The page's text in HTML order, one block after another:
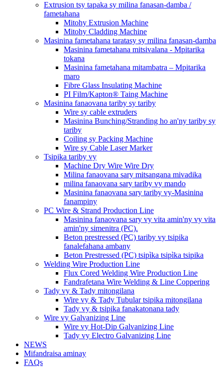
Extrusion tsy tapaka sy milina fanasan-damba /
fametahana
Mitohy Extrusion Machine
Mitohy Cladding Machine
Masinina fametahana taratasy sy milina fanasan-damba
Masinina fametahana mitsivalana - Mpitarika
tokana
Masinina fametahana mitambatra – Mpitarika
maro
Fibre Glass Insulating Machine
PI Film/Kapton® Taing Machine
Masinina fanaovana tariby sy tariby
Wire sy cable extruders
Masinina Bunching/Stranding ho an'ny tariby sy
tariby
Coiling sy Packing Machine
Wire sy Cable Laser Marker
Tsipika tariby vy
Machine Dry Wire Wire Dry
Milina fanaovana sary mitsangana mivadika
milina fanaovana sary tariby vy mando
Masinina fanaovana sary tariby vy-Masinina
fanampiny
PC Wire & Strand Production Line
Masinina fanaovana sary vy vita amin'ny vy vita
amin'ny simenitra (PC).
Beton prestressed (PC) tariby vy tsipika
fanalefahana ambany
Beton Prestressed (PC) tsipìka tsipìka tsipika
Welding Wire Production Line
Flux Cored Welding Wire Production Line
Fandrafetana Wire Welding & Line Coppering
Tady vy & Tady mitongilana
Wire vy & Tady Tubular tsipika mitongilana
Tady vy & tsipika fanakatonana tady
Wire vy Galvanizing Line
Wire vy Hot-Dip Galvanizing Line
Tady vy Electro Galvanizing Line
NEWS
Mifandraisa aminay
FAQs